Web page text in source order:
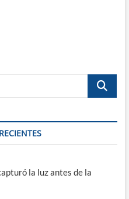
Search
la luz antes de la